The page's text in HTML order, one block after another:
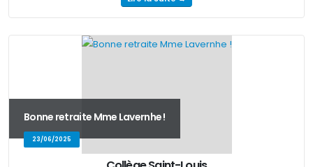
Bonne retraite Mme Lavernhe !
23/06/2025